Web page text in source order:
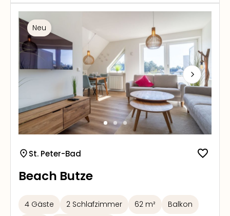
Neu
Next
St. Peter-Bad
Beach Butze
4 Gäste 2 Schlafzimmer 62 m²
Balkon